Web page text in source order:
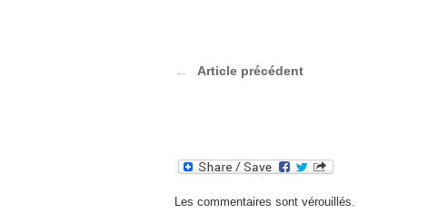
Article précédent
Les commentaires sont vérouillés.